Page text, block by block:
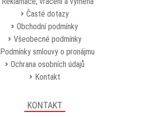
Časté dotazy
Obchodní podmínky
Všeobecné podmínky
Podmínky smlouvy o pronájmu
Ochrana osobních údajů
Kontakt
KONTAKT